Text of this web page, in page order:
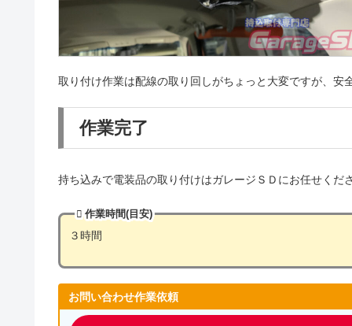
取り付け作業は配線の取り回しがちょっと大変ですが、安
作業完了
持ち込みで電装品の取り付けはガレージＳＤにお任せくだ
作業時間(目安)
３時間
お問い合わせ作業依頼